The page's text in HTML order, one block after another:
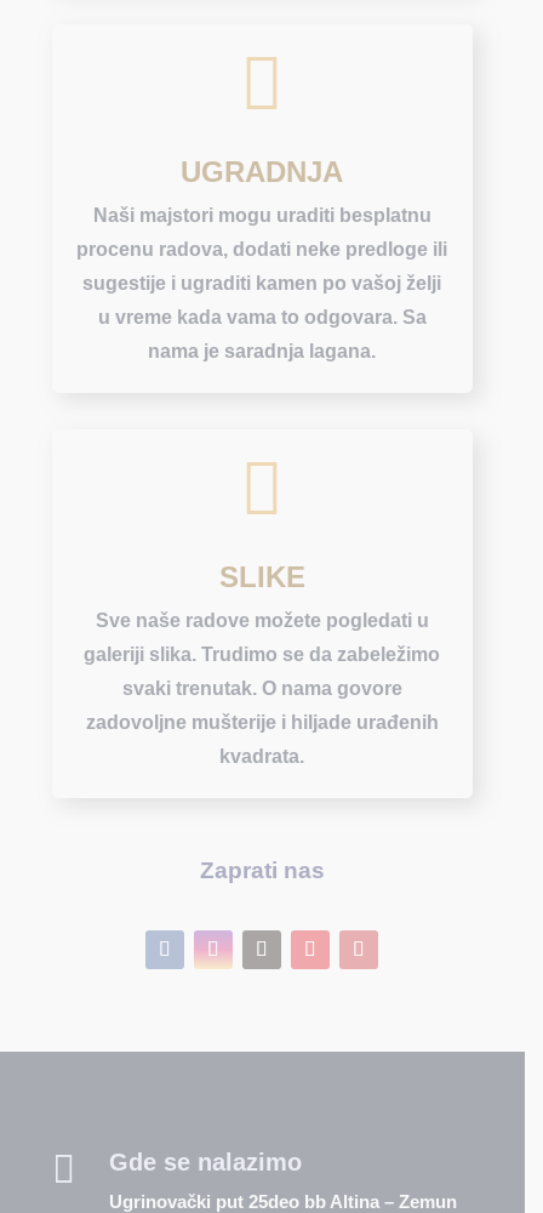

UGRADNJA
Naši majstori mogu uraditi besplatnu
procenu radova, dodati neke predloge ili
sugestije i ugraditi kamen po vašoj želji
u vreme kada vama to odgovara. Sa
nama je saradnja lagana.

SLIKE
Sve naše radove možete pogledati u
galeriji slika. Trudimo se da zabeležimo
svaki trenutak. O nama govore
zadovoljne mušterije i hiljade urađenih
kvadrata.
Zaprati nas
 Gde se nalazimo
Ugrinovački put 25deo bb Altina – Zemun